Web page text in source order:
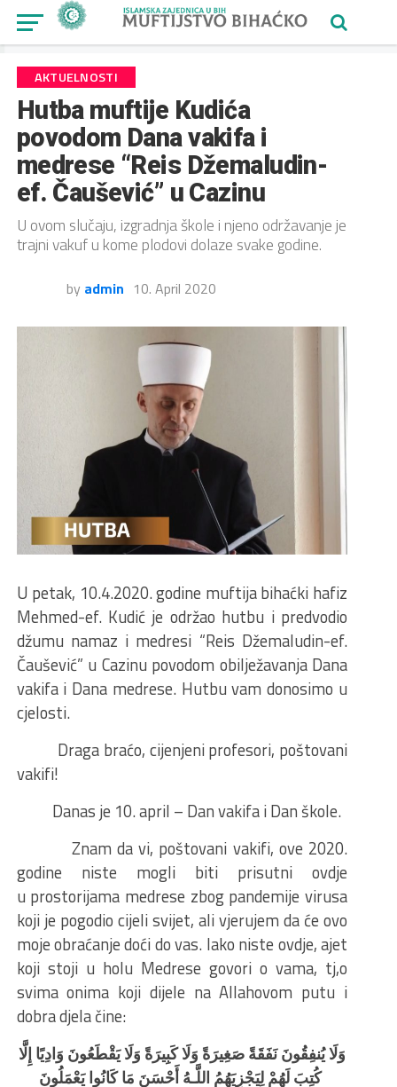
AKTUELNOSTI
Hutba muftije Kudića
povodom Dana vakifa i
medrese “Reis Džemaludin-
ef. Čaušević” u Cazinu
U ovom slučaju, izgradnja škole i njeno održavanje je
trajni vakuf u kome plodovi dolaze svake godine.
by admin 10. April 2020
U petak, 10.4.2020. godine muftija bihaćki hafiz
Mehmed-ef. Kudić je održao hutbu i predvodio
džumu namaz i medresi “Reis Džemaludin-ef.
Čaušević” u Cazinu povodom obilježavanja Dana
vakifa i Dana medrese. Hutbu vam donosimo u
cjelosti.
Draga braćo, cijenjeni profesori, poštovani
vakifi!
Danas je 10. april – Dan vakifa i Dan škole.
Znam da vi, poštovani vakifi, ove 2020.
godine niste mogli biti prisutni ovdje
u prostorijama medrese zbog pandemije virusa
koji je pogodio cijeli svijet, ali vjerujem da će ovo
moje obraćanje doći do vas. Iako niste ovdje, ajet
koji stoji u holu Medrese govori o vama, tj,o
svima onima koji dijele na Allahovom putu i
dobra djela čine:
وَلَا يُنفِقُونَ نَفَقَةً صَغِيرَةً وَلَا كَبِيرَةً وَلَا يَقْطَعُونَ وَادِيًا إِلَّا
كُتِبَ لَهُمْ لِيَجْزِيَهُمُ اللَّـهُ أَحْسَنَ مَا كَانُوا يَعْمَلُونَ